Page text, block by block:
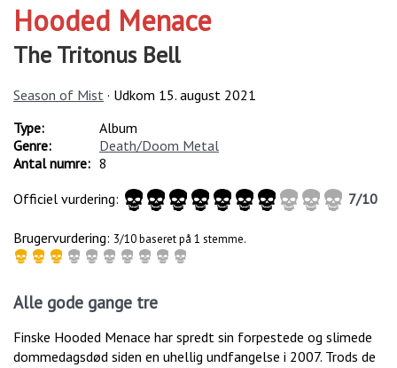
Hooded Menace
The Tritonus Bell
Season of Mist · Udkom 15. august 2021
Type:
Album
Genre:
Death/Doom Metal
Antal numre: 8
Officiel vurdering:
7/10
Brugervurdering: 3/10 baseret på 1 stemme.
Alle gode gange tre
Finske Hooded Menace har spredt sin forpestede og slimede
dommedagsdød siden en uhellig undfangelse i 2007. Trods de